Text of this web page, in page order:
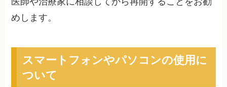
めします。
スマートフォンやパソコンの使用に
ついて